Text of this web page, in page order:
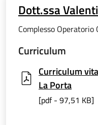
Dott.ssa
Complesso
Curriculum
Curriculum
La Porta
[pdf - 97,51 KB]